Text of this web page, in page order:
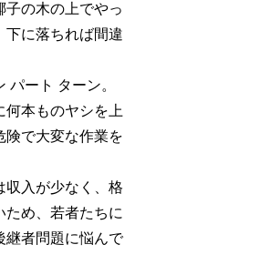
子の木の上でやっ
下に落ちれば間違
パート ターン。
何本ものヤシを上
険で大変な作業を
収入が少なく、格
ため、若者たちに
継者問題に悩んで